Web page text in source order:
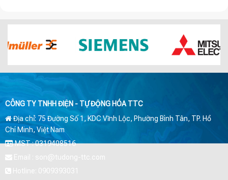
CÔNG TY TNHH ĐIỆN - TỰ ĐỘNG HÓA TTC
Địa chỉ: 75 Đường Số 1, KDC Vĩnh Lộc, Phường Bình Tân, TP. Hồ
Chí Minh, Việt Nam
MST : 0319408516
Email : son@tudong-ttc.com
Hotline: 0909393031